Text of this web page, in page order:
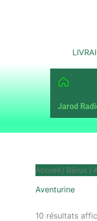
Jarod
Accueil / Bijoux /
Aventurine
10 résultats